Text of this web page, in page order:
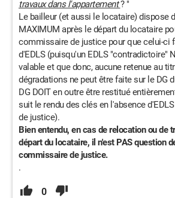
travaux dans l'appartement? "
Le bailleur (et aussi le locataire) dispose
MAXIMUM après le départ du locataire
commissaire de justice pour que celui-ci
d'EDLS (puisqu'un EDLS "contradictoire"
valable et que donc, aucune retenue au
dégradations ne peut être faite sur le DG
DG DOIT en outre être restitué
suit le rendu des clés en l'absence
de justice).
Bien entendu, en cas de relocation ou de
départ du locataire, il n'est PAS question
commissaire de justice.
.
0